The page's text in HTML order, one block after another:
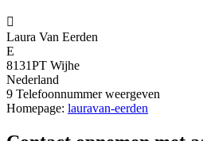

Laura Van Eerden
E
8131PT Wijhe
Nederland
9 Telefoonnummer weergeven
Homepage: lauravan-eerden